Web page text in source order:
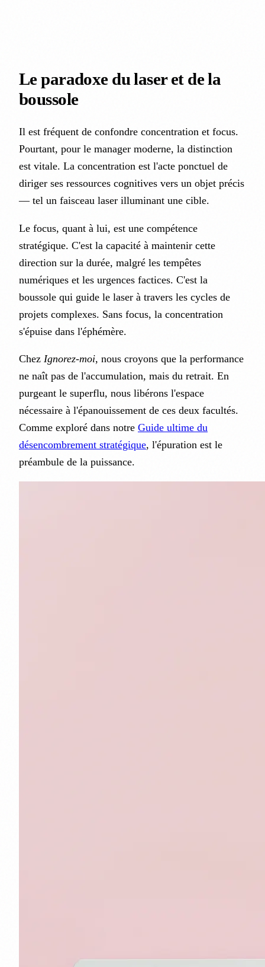
Le paradoxe du laser et de la
boussole
Il est fréquent de confondre concentration et focus.
Pourtant, pour le manager moderne, la distinction
est vitale. La concentration est l'acte ponctuel de
diriger ses ressources cognitives vers un objet précis
— tel un faisceau laser illuminant une cible.
Le focus, quant à lui, est une compétence
stratégique. C'est la capacité à maintenir cette
direction sur la durée, malgré les tempêtes
numériques et les urgences factices. C'est la
boussole qui guide le laser à travers les cycles de
projets complexes. Sans focus, la concentration
s'épuise dans l'éphémère.
Chez Ignorez-moi, nous croyons que la performance
ne naît pas de l'accumulation, mais du retrait. En
purgeant le superflu, nous libérons l'espace
nécessaire à l'épanouissement de ces deux facultés.
Comme exploré dans notre Guide ultime du
désencombrement stratégique, l'épuration est le
préambule de la puissance.